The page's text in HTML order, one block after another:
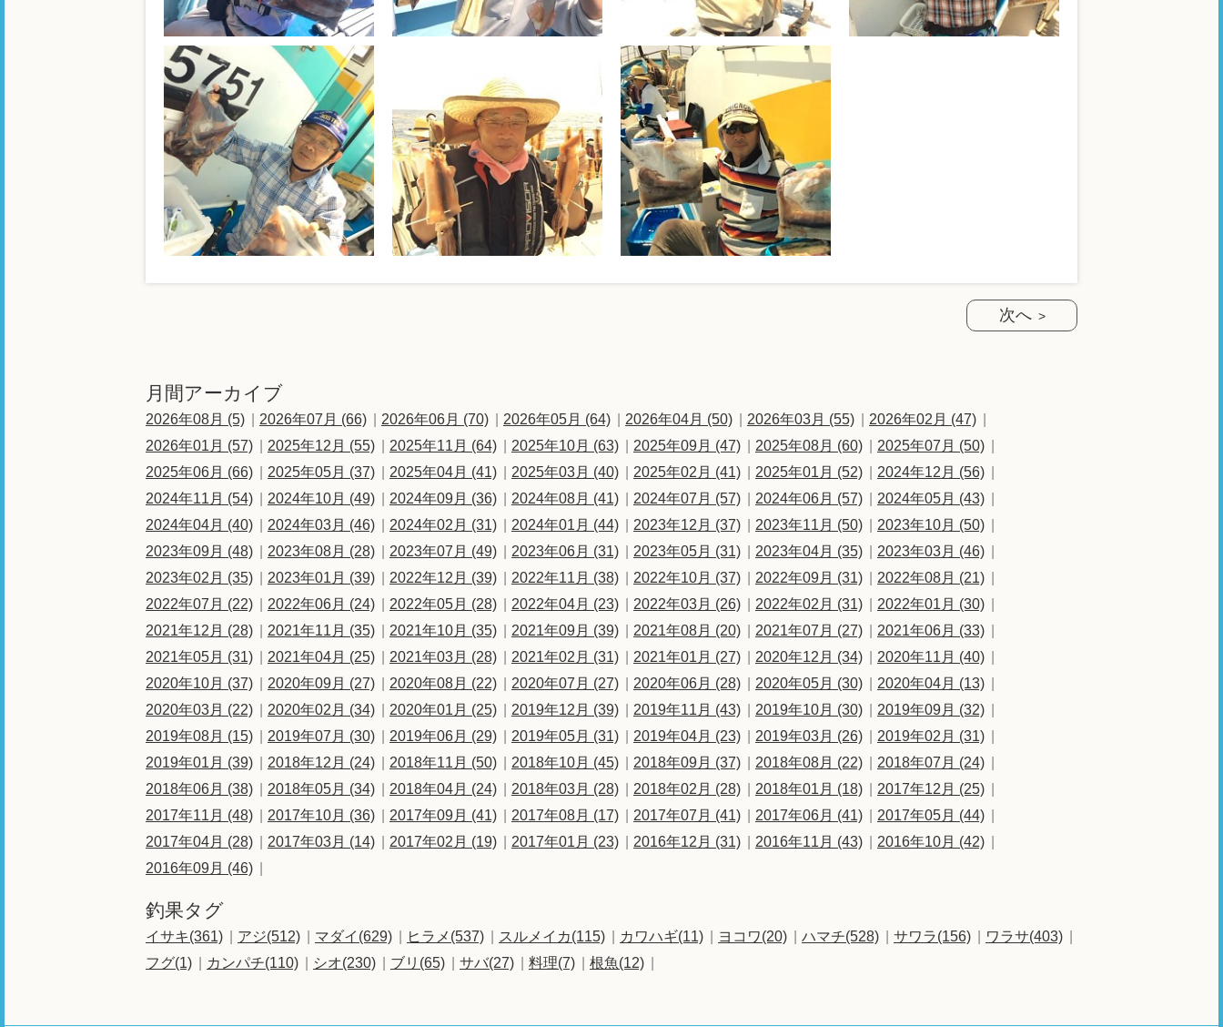
次へ
月間アーカイブ
2026年08月 (5) 2026年07月 (66) 2026年06月 (70) 2026年05月 (64) 2026年04月 (50) 2026年03月 (55)
2026年02月 (47)
2026年01月 (57)
2025年12月 (55) 2025年11月 (64) 2025年10月 (63) 2025年09月 (47) 2025年08月 (60)
2025年07月 (50)
2025年06月 (66)
2025年05月 (37) 2025年04月 (41) 2025年03月 (40) 2025年02月 (41) 2025年01月 (52)
2024年12月 (56)
2024年11月 (54)
2024年10月 (49) 2024年09月 (36) 2024年08月 (41) 2024年07月 (57) 2024年06月 (57)
2024年05月 (43)
2024年04月 (40)
2024年03月 (46) 2024年02月 (31) 2024年01月 (44) 2023年12月 (37) 2023年11月 (50)
2023年10月 (50)
2023年09月 (48)
2023年08月 (28) 2023年07月 (49) 2023年06月 (31) 2023年05月 (31) 2023年04月 (35)
2023年03月 (46)
2023年02月 (35)
2023年01月 (39) 2022年12月 (39) 2022年11月 (38) 2022年10月 (37) 2022年09月 (31)
2022年08月 (21)
2022年07月 (22)
2022年06月 (24) 2022年05月 (28) 2022年04月 (23) 2022年03月 (26) 2022年02月 (31)
2022年01月 (30)
2021年12月 (28)
2021年11月 (35) 2021年10月 (35) 2021年09月 (39) 2021年08月 (20) 2021年07月 (27)
2021年06月 (33)
2021年05月 (31)
2021年04月 (25) 2021年03月 (28) 2021年02月 (31) 2021年01月 (27) 2020年12月 (34)
2020年11月 (40)
2020年10月 (37)
2020年09月 (27) 2020年08月 (22) 2020年07月 (27) 2020年06月 (28) 2020年05月 (30)
2020年04月 (13)
2020年03月 (22)
2020年02月 (34) 2020年01月 (25) 2019年12月 (39) 2019年11月 (43) 2019年10月 (30)
2019年09月 (32)
2019年08月 (15)
2019年07月 (30) 2019年06月 (29) 2019年05月 (31) 2019年04月 (23) 2019年03月 (26)
2019年02月 (31)
2019年01月 (39)
2018年12月 (24) 2018年11月 (50) 2018年10月 (45) 2018年09月 (37) 2018年08月 (22)
2018年07月 (24)
2018年06月 (38)
2018年05月 (34) 2018年04月 (24) 2018年03月 (28) 2018年02月 (28) 2018年01月 (18)
2017年12月 (25)
2017年11月 (48)
2017年10月 (36) 2017年09月 (41) 2017年08月 (17) 2017年07月 (41) 2017年06月 (41)
2017年05月 (44)
2017年04月 (28)
2017年03月 (14) 2017年02月 (19) 2017年01月 (23) 2016年12月 (31) 2016年11月 (43)
2016年10月 (42)
2016年09月 (46)
釣果タグ
イサキ(361) アジ(512) マダイ(629) ヒラメ(537) スルメイカ(115) カワハギ(11) ヨコワ(20) ハマチ(528) サワラ(156)
ワラサ(403)
フグ(1)
カンパチ(110) シオ(230) ブリ(65) サバ(27) 料理(7) 根魚(12)